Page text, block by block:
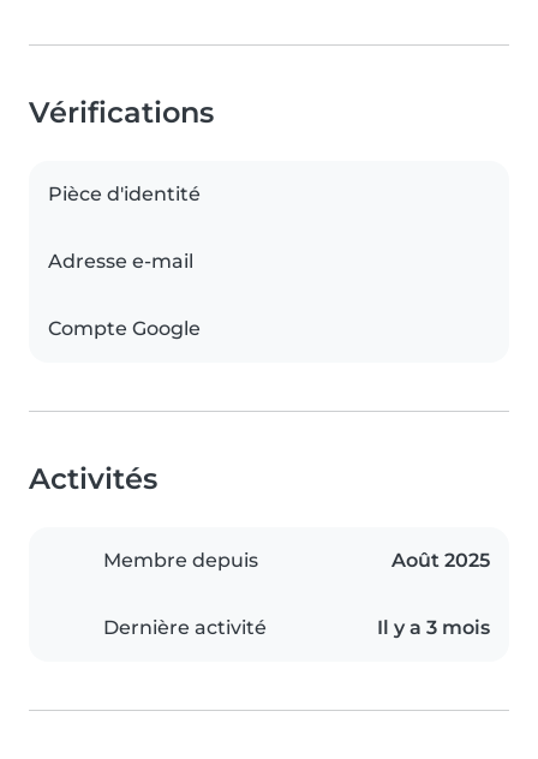
Vérifications
Pièce d'identité
Adresse e-mail
Compte Google
Activités
Membre depuis Août 2025
Dernière activité Il y a 3 mois